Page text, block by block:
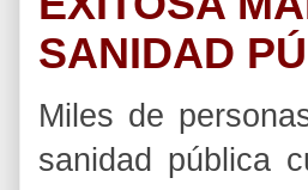
SANIDAD
Miles de
sanidad pública